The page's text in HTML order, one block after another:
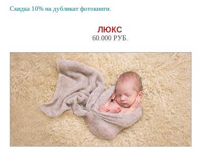
Скидка 10% на дубликат фотокниги.
ЛЮКС
60.000 РУБ.